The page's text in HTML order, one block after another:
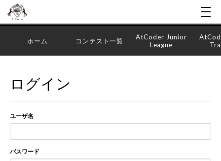
ホーム コンテスト一覧
AtCoder Junior
League
ログイン
ユーザ名
パスワード